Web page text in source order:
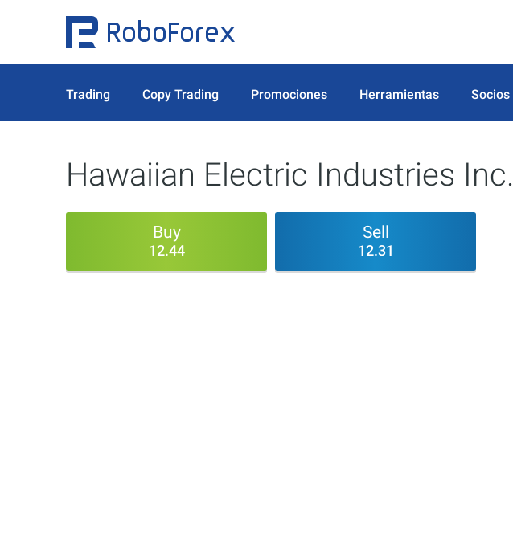
Trading Copy Trading Promociones Herramientas Socios
Hawaiian Electric Industries Inc.
Buy
12.44
Sell
12.31